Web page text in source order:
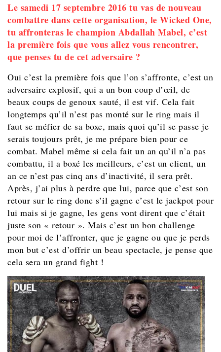
Le samedi 17 septembre 2016 tu vas de nouveau
combattre dans cette organisation, le Wicked One,
tu affronteras le champion Abdallah Mabel, c’est
la première fois que vous allez vous rencontrer,
que penses tu de cet adversaire ?
Oui c’est la première fois que l’on s’affronte, c’est un
adversaire explosif, qui a un bon coup d’œil, de
beaux coups de genoux sauté, il est vif. Cela fait
longtemps qu’il n’est pas monté sur le ring mais il
faut se méfier de sa boxe, mais quoi qu’il se passe je
serais toujours prêt, je me prépare bien pour ce
combat. Mabel même si cela fait un an qu’il n’a pas
combattu, il a boxé les meilleurs, c’est un client, un
an ce n’est pas cinq ans d’inactivité, il sera prêt.
Après, j’ai plus à perdre que lui, parce que c’est son
retour sur le ring donc s’il gagne c’est le jackpot pour
lui mais si je gagne, les gens vont dirent que c’était
juste son « retour ». Mais c’est un bon challenge
pour moi de l’affronter, que je gagne ou que je perds
mon but c’est d’offrir un beau spectacle, je pense que
cela sera un grand fight !